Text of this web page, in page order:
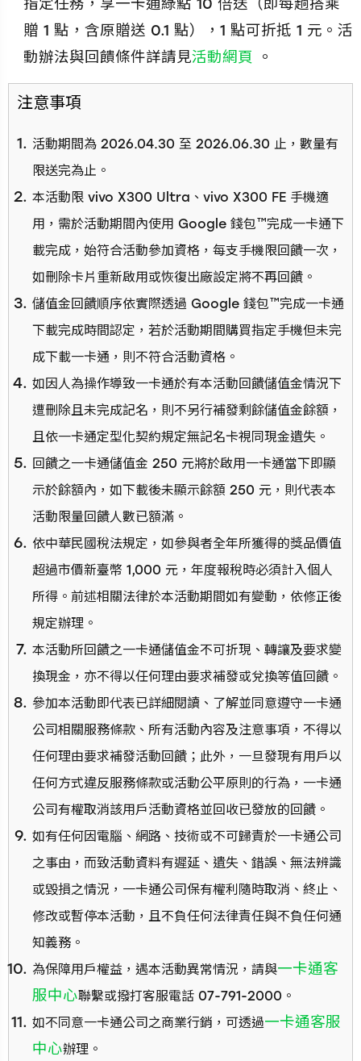
贈 1 點，含原贈送 0.1 點），1 點可折抵 1 元。活
動辦法與回饋條件詳請見活動網頁 。
注意事項
活動期間為 2026.04.30 至 2026.06.30 止，數量有
限送完為止。
本活動限 vivo X300 Ultra、vivo X300 FE 手機適
用，需於活動期間內使用 Google 錢包™完成一卡通下
載完成，始符合活動參加資格，每支手機限回饋一次，
如刪除卡片重新啟用或恢復出廠設定將不再回饋。
儲值金回饋順序依實際透過 Google 錢包™完成一卡通
下載完成時間認定，若於活動期間購買指定手機但未完
成下載一卡通，則不符合活動資格。
如因人為操作導致一卡通於有本活動回饋儲值金情況下
遭刪除且未完成記名，則不另行補發剩餘儲值金餘額，
且依一卡通定型化契約規定無記名卡視同現金遺失。
回饋之一卡通儲值金 250 元將於啟用一卡通當下即顯
示於餘額內，如下載後未顯示餘額 250 元，則代表本
活動限量回饋人數已額滿。
依中華民國稅法規定，如參與者全年所獲得的獎品價值
超過市價新臺幣 1,000 元，年度報稅時必須計入個人
所得。前述相關法律於本活動期間如有變動，依修正後
規定辦理。
本活動所回饋之一卡通儲值金不可折現、轉讓及要求變
換現金，亦不得以任何理由要求補發或兌換等值回饋。
參加本活動即代表已詳細閱讀、了解並同意遵守一卡通
公司相關服務條款、所有活動內容及注意事項，不得以
任何理由要求補發活動回饋；此外，一旦發現有用戶以
任何方式違反服務條款或活動公平原則的行為，一卡通
公司有權取消該用戶活動資格並回收已發放的回饋。
如有任何因電腦、網路、技術或不可歸責於一卡通公司
之事由，而致活動資料有遲延、遺失、錯誤、無法辨識
或毀損之情況，一卡通公司保有權利隨時取消、終止、
修改或暫停本活動，且不負任何法律責任與不負任何通
知義務。
為保障用戶權益，遇本活動異常情況，請與一卡通客
服中心聯繫或撥打客服電話 07-791-2000。
如不同意一卡通公司之商業行銷，可透過一卡通客服
中心辦理。